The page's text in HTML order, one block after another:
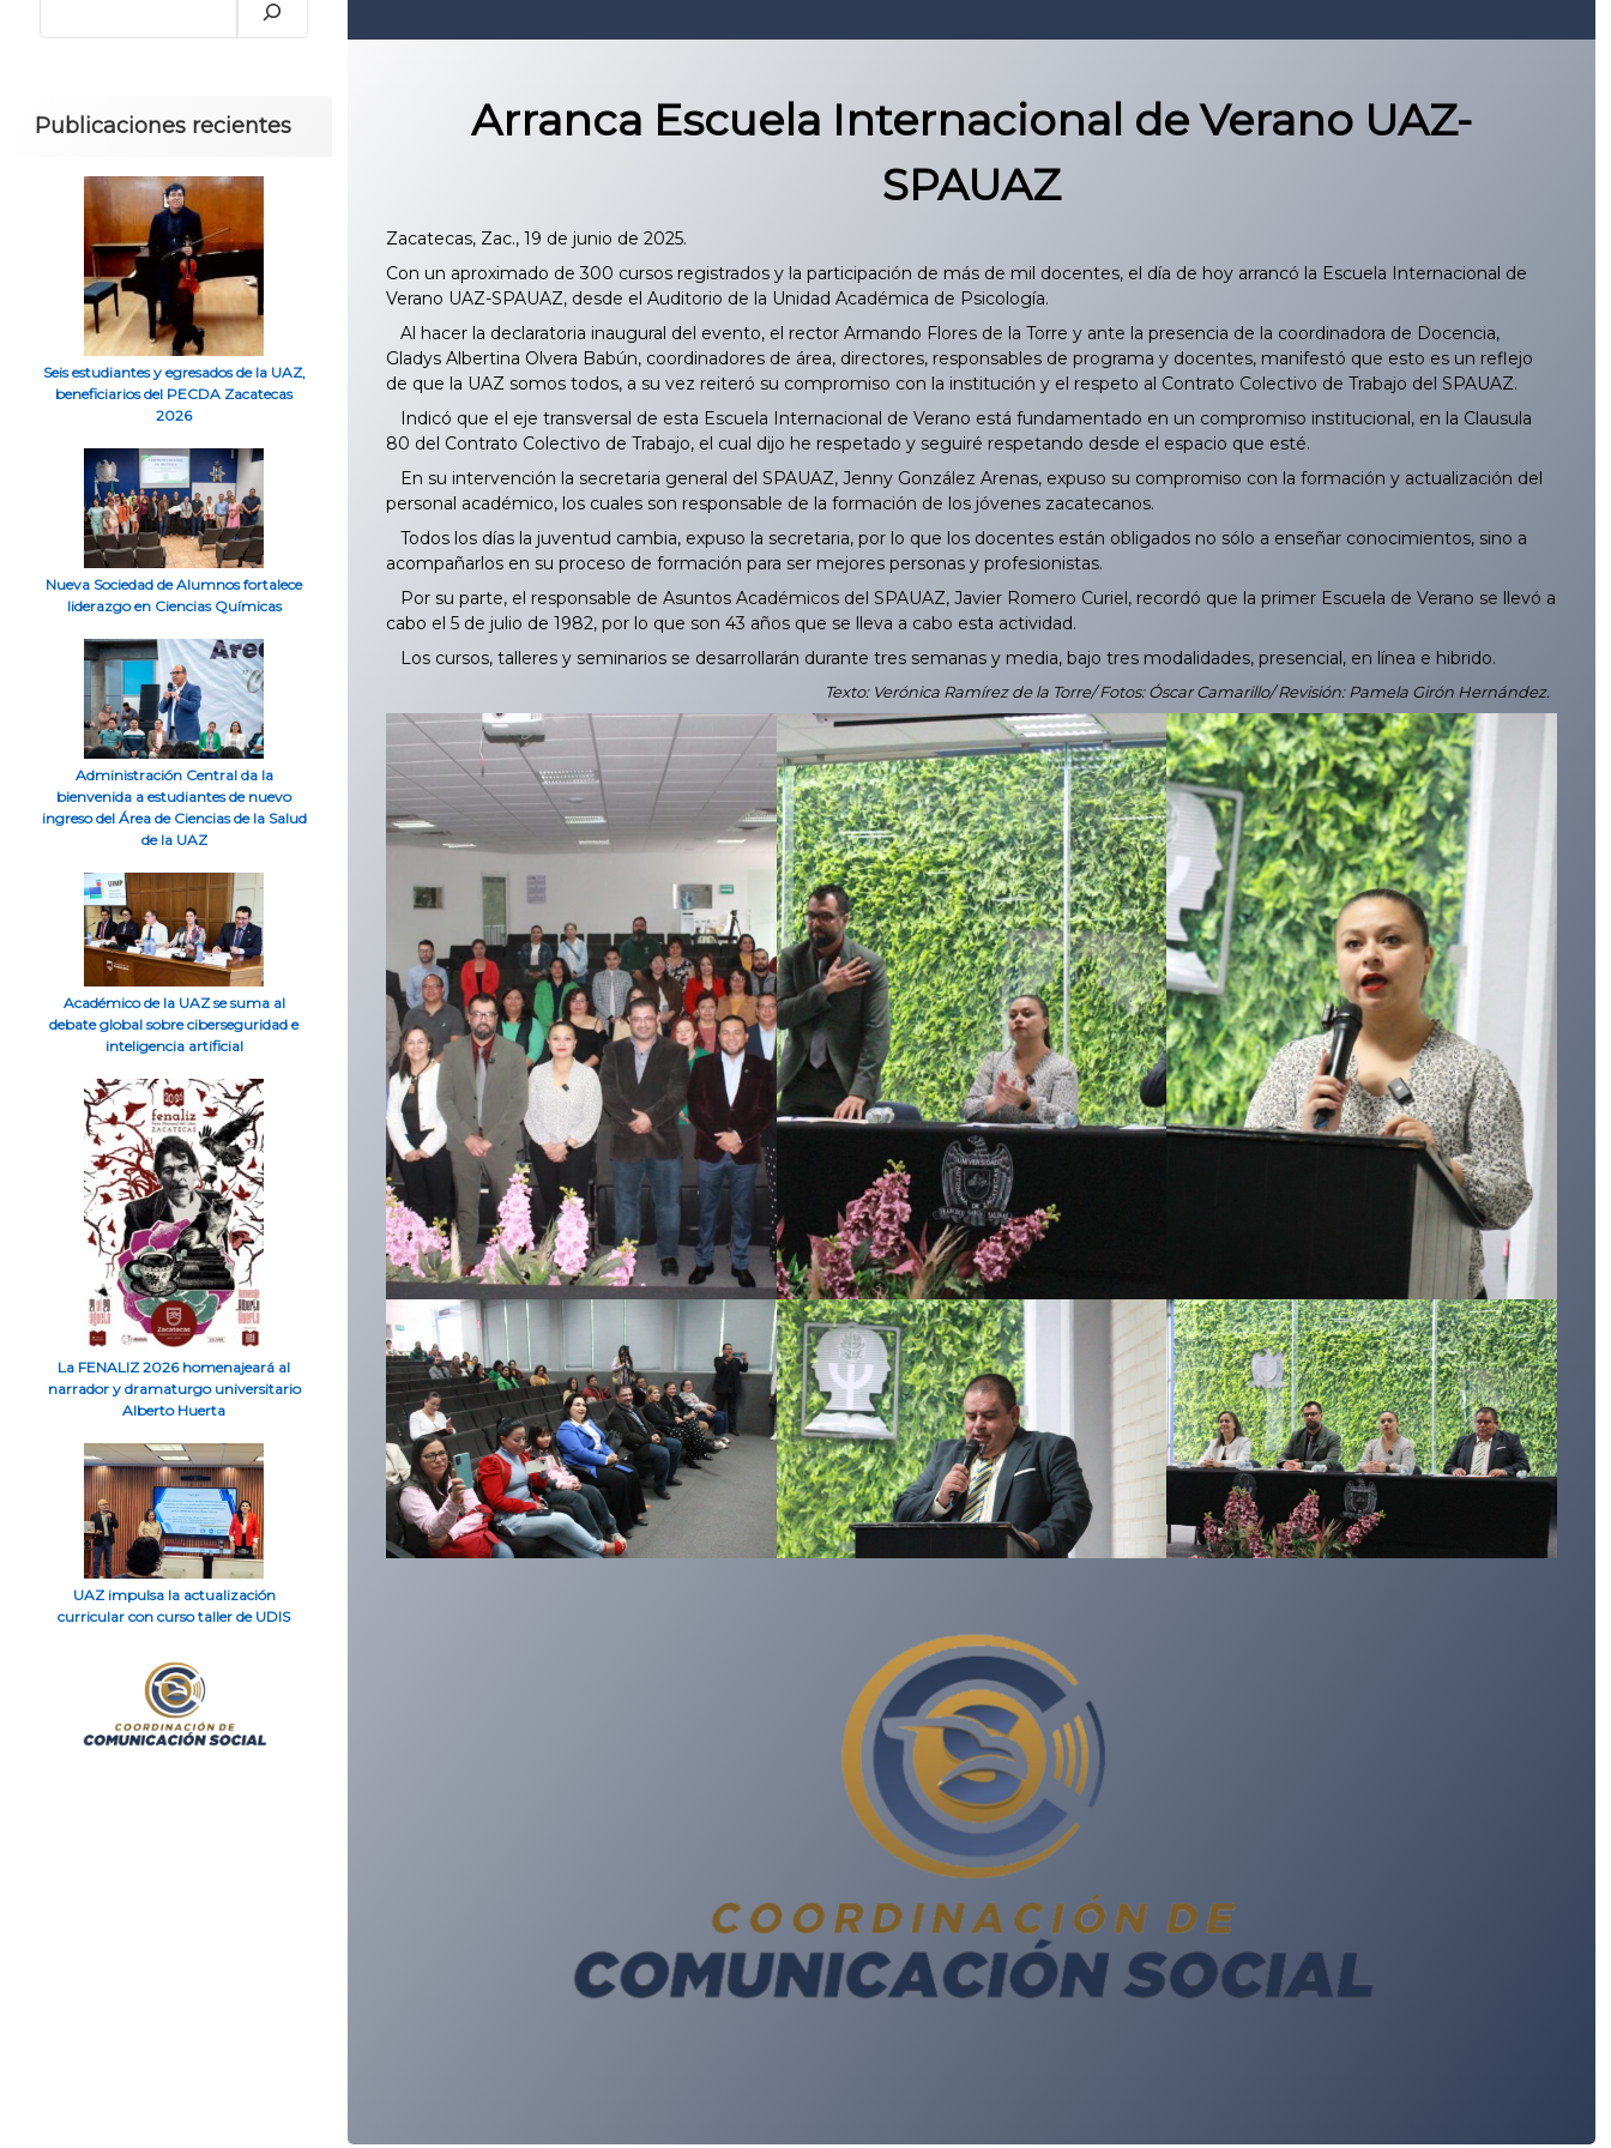
Arranca Escuela Internacional de Verano UAZ-
SPAUAZ
Zacatecas, Zac., 19 de junio de 2025.
Con un aproximado de 300 cursos registrados y la participación de más de mil docentes, el día de hoy arrancó la Escuela Internacional de
Verano UAZ-SPAUAZ, desde el Auditorio de la Unidad Académica de Psicología.
Al hacer la declaratoria inaugural del evento, el rector Armando Flores de la Torre y ante la presencia de la coordinadora de Docencia,
Gladys Albertina Olvera Babún, coordinadores de área, directores, responsables de programa y docentes, manifestó que esto es un reflejo
de que la UAZ somos todos, a su vez reiteró su compromiso con la institución y el respeto al Contrato Colectivo de Trabajo del SPAUAZ.
Indicó que el eje transversal de esta Escuela Internacional de Verano está fundamentado en un compromiso institucional, en la Clausula
80 del Contrato Colectivo de Trabajo, el cual dijo he respetado y seguiré respetando desde el espacio que esté.
En su intervención la secretaria general del SPAUAZ, Jenny González Arenas, expuso su compromiso con la formación y actualización del
personal académico, los cuales son responsable de la formación de los jóvenes zacatecanos.
Todos los días la juventud cambia, expuso la secretaria, por lo que los docentes están obligados no sólo a enseñar conocimientos, sino a
acompañarlos en su proceso de formación para ser mejores personas y profesionistas.
Por su parte, el responsable de Asuntos Académicos del SPAUAZ, Javier Romero Curiel, recordó que la primer Escuela de Verano se llevó a
cabo el 5 de julio de 1982, por lo que son 43 años que se lleva a cabo esta actividad.
Los cursos, talleres y seminarios se desarrollarán durante tres semanas y media, bajo tres modalidades, presencial, en línea e hibrido.
Texto: Verónica Ramírez de la Torre/ Fotos: Óscar Camarillo/ Revisión: Pamela Girón Hernández.
Publicaciones recientes
Seis estudiantes y egresados de la UAZ,
beneficiarios del PECDA Zacatecas
2026
Nueva Sociedad de Alumnos fortalece
liderazgo en Ciencias Químicas
Administración Central da la
bienvenida a estudiantes de nuevo
ingreso del Área de Ciencias de la Salud
de la UAZ
Académico de la UAZ se suma al
debate global sobre ciberseguridad e
inteligencia artificial
La FENALIZ 2026 homenajeará al
narrador y dramaturgo universitario
Alberto Huerta
UAZ impulsa la actualización
curricular con curso taller de UDIS